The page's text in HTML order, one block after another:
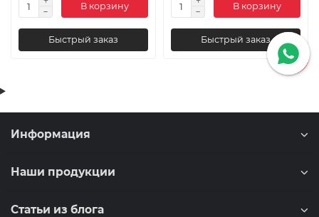
В корзину
Быстрый заказ
В корзину
Быстрый заказ
Информация
Наши продукции
Статьи из блога